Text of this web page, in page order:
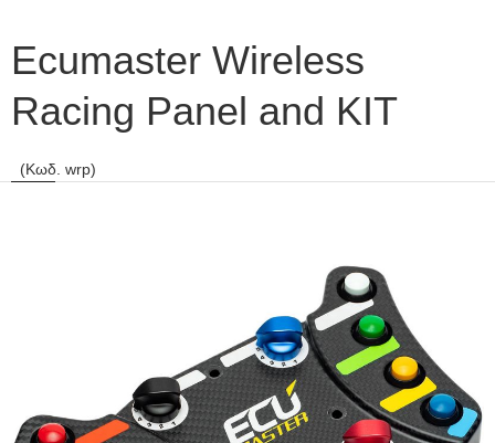
Ecumaster Wireless
Racing Panel and KIT
(Κωδ. wrp)